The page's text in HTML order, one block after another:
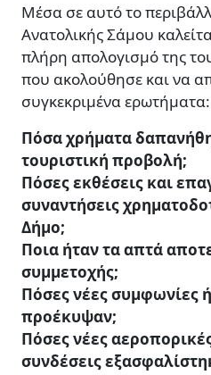
Μέσα σε αυτό το
Ανατολικής Σάμου
πλήρη απολογισμό της
που ακολούθησε και να
συγκεκριμένα ερωτήματα:
Πόσα χρήματα
τουριστική προβολή;
Πόσες εκθέσεις και
συναντήσεις
Δήμο;
Ποια ήταν τα απτά
συμμετοχής;
Πόσες νέες συμφωνίες
προέκυψαν;
Πόσες νέες
συνδέσεις